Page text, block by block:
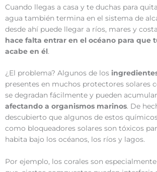
Cuando llegas a casa y te duchas para
agua también termina en el sistema de
desde ahí puede llegar a ríos, mares y
hace falta entrar en el océano para que
acabe en él.
¿El problema? Algunos de los
presentes en muchos protectores solares
se degradan fácilmente y pueden
afectando a organismos marinos. De
descubierto que algunos de estos
como bloqueadores solares son tóxicos
habita bajo los océanos, los ríos y lagos.
Por ejemplo, los corales son